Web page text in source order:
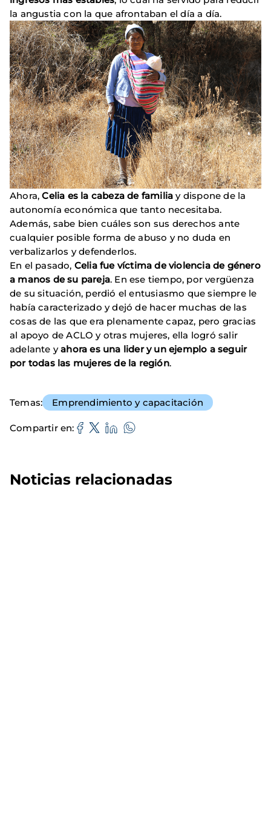
la angustia con la que afrontaban el día a día.
Ahora,Celia es la cabeza de familia y dispone de la
autonomía económica que tanto necesitaba.
Además, sabe bien cuáles son sus derechos ante
cualquier posible forma de abuso y no duda en
verbalizarlos y defenderlos.
En el pasado, Celia fue víctima de violencia de género
a manos de su pareja. En ese tiempo, por vergüenza
de su situación, perdió el entusiasmo que siempre le
había caracterizado y dejó de hacer muchas de las
cosas de las que era plenamente capaz, pero gracias
al apoyo de ACLO y otras mujeres, ella logró salir
adelante yahora es una lider y un ejemplo a seguir
por todas las mujeres de la región.
Temas Emprendimiento y capacitación
Compartir en
Noticias relacionadas